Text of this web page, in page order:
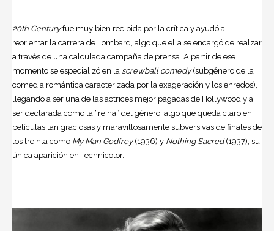
20th Centuryfue muy bien recibida por la crítica y ayudó a
reorientar la carrera de Lombard, algo que ella se encargó de realzar
a través de una calculada campaña de prensa. A partir de ese
momento se especializó en la screwball comedy(subgénero de la
comedia romántica caracterizada por la exageración y los enredos),
llegando a ser una de las actrices mejor pagadas de Hollywood y a
ser declarada como la “reina” del género, algo que queda claro en
películas tan graciosas y maravillosamente subversivas de finales de
los treinta como My Man Godfrey(1936) y Nothing Sacred(1937), su
única aparición en Technicolor.